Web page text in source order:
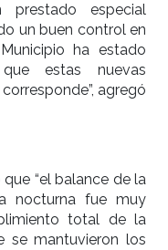
prestado especial
un buen control en
ha estado
estas nuevas
agregó
“el balance de la
nocturna fue muy
total de la
se mantuvieron los